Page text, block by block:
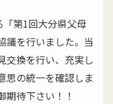
第1回大分県父母
議を行いました。当
交換を行い、充実し
思の統一を確認しま
期待下さい！！